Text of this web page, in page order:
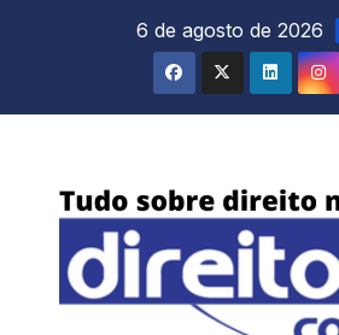
6 de agosto de 2026